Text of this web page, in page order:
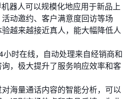
机器人可以规模化地应用于新品上
动邀约、客户满意度回访等场
越来越接近真人，能大幅降低人
小时在线，自动处理来自经销商和
，极大提升了服务响应效率和客
对海量通话内容的智能分析，可以